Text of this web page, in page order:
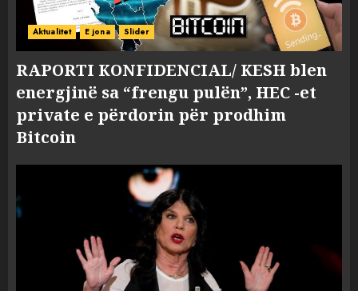
Aktualitet E jona Slider
RAPORTI KONFIDENCIAL/ KESH blen
energjinë sa “frengu pulën”, HEC -et
private e përdorin për prodhim
Bitcoin